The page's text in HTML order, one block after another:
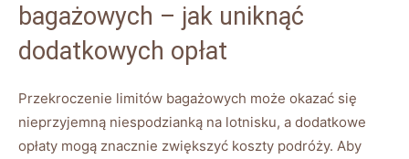
bagażowych – jak uniknąć
dodatkowych opłat
Przekroczenie limitów bagażowych może okazać się
nieprzyjemną niespodzianką na lotnisku, a dodatkowe
opłaty mogą znacznie zwiększyć koszty podróży. Aby